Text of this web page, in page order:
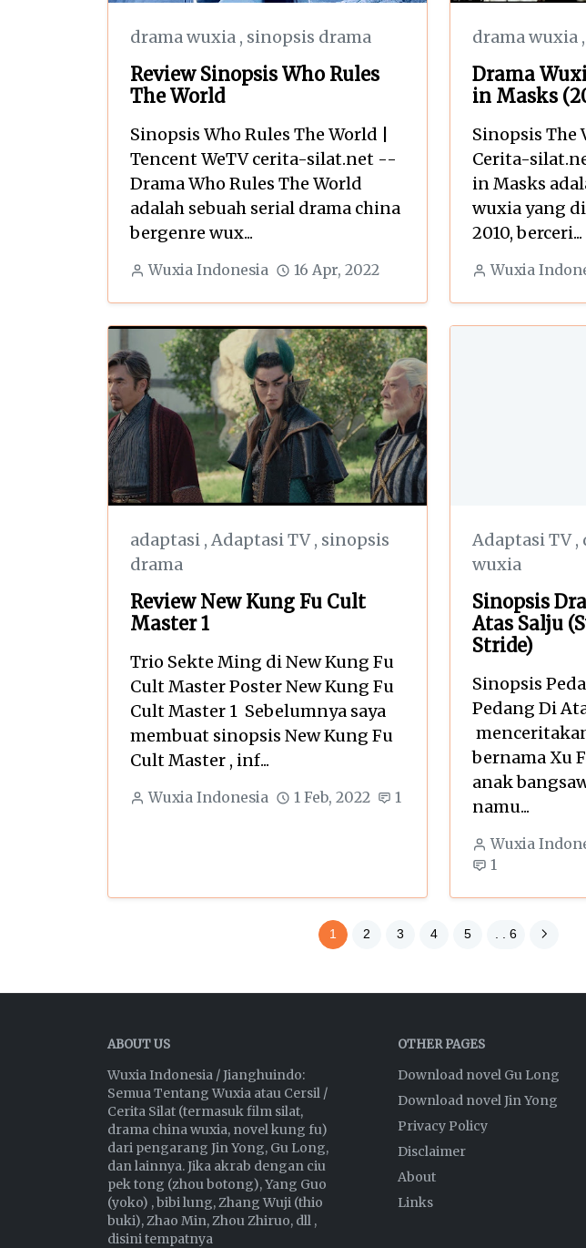
drama wuxia , sinopsis drama
Review Sinopsis Who Rules
The World
Sinopsis Who Rules The World |
Tencent WeTV cerita-silat.net --
Drama Who Rules The World
adalah sebuah serial drama china
bergenre wux...
Wuxia Indonesia 16 Apr, 2022
drama wuxia ,
Drama
in Masks
Sinopsis The
Cerita-
in Masks
wuxia yang
2010, berceri...
Wuxia
adaptasi , Adaptasi TV, sinopsis
drama
Review New Kung Fu Cult
Master 1
Trio Sekte Ming di New Kung Fu
Cult Master Poster New Kung Fu
Cult Master 1 Sebelumnya saya
membuat sinopsis New Kung Fu
Cult Master , inf...
Wuxia Indonesia 1 Feb, 2022 1
Adaptasi TV,
wuxia
Sinopsis
Atas Salju
Stride)
Sinopsis
Pedang Di
bernama Xu
anak
namu...
Wuxia
1
1 2 3 4 5 . . 6
ABOUT US
Wuxia Indonesia / Jianghuindo:
Semua Tentang Wuxia atau Cersil /
Cerita Silat (termasuk film silat,
drama china wuxia, novel kung fu)
dari pengarang Jin Yong, Gu Long,
dan lainnya. Jika akrab dengan ciu
pek tong (zhou botong), Yang Guo
(yoko) , bibi lung, Zhang Wuji (thio
buki), Zhao Min, Zhou Zhiruo, dll ,
disini tempatnya
OTHER PAGES
Download novel Gu Long
Download novel Jin Yong
Privacy Policy
Disclaimer
About
Links